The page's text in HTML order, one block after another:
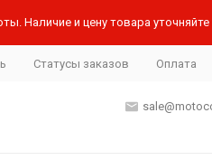
Наличие и цену товара
Статусы заказов Оплата